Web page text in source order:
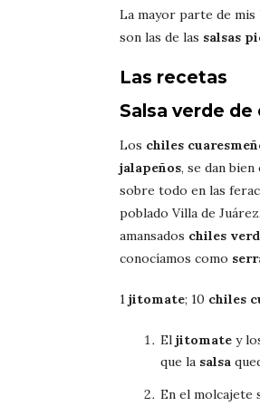
La mayor parte de mis
son las de las salsas
Las recetas
Salsa verde
Los chiles
jalapeños, se dan
sobre todo en las
poblado Villa de
amansados chiles
conocíamos como
1 jitomate; 10 chiles
El jitomate y
que la salsa
En el molcajete